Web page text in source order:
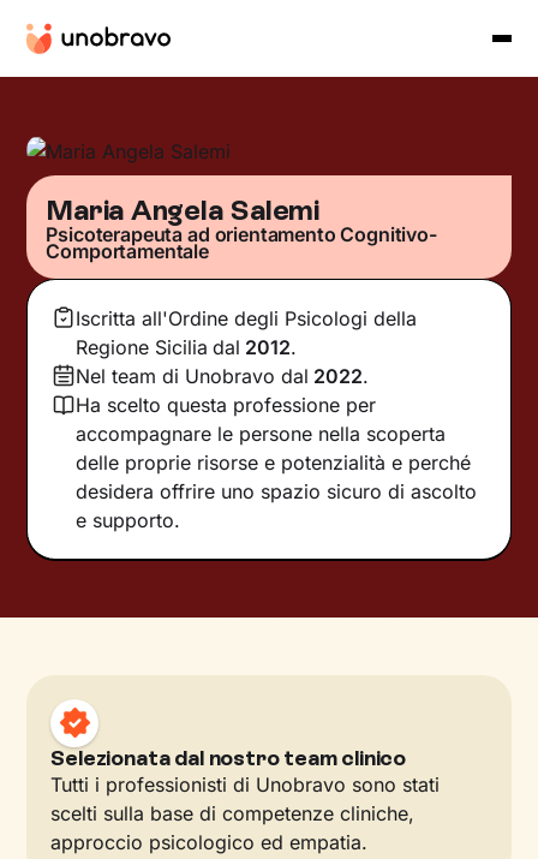
Maria Angela Salemi
Psicoterapeuta ad orientamento Cognitivo-
Comportamentale
Iscritta all'Ordine degli Psicologi della
Regione Sicilia dal 2012.
Nel team di Unobravo dal 2022.
Ha scelto questa professione per
accompagnare le persone nella scoperta
delle proprie risorse e potenzialità e perché
desidera offrire uno spazio sicuro di ascolto
e supporto.
Selezionata dal nostro team clinico
Tutti i professionisti di Unobravo sono stati
scelti sulla base di competenze cliniche,
approccio psicologico ed empatia.